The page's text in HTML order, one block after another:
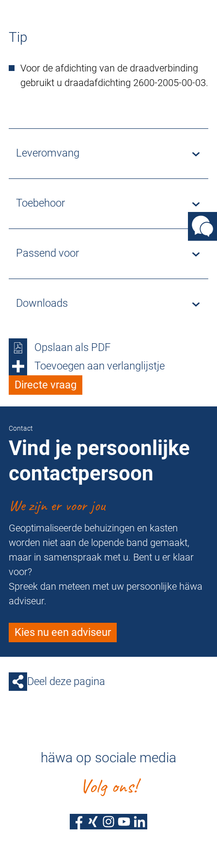
Tip
Voor de afdichting van de draadverbinding
gebruikt u draadafdichting 2600-2005-00-03.
Leveromvang
Toebehoor
Passend voor
Downloads
Opslaan als PDF
Toevoegen aan verlanglijstje
Directe vraag
Contact
Vind je persoonlijke
contactpersoon
We zijn er voor jou
Geoptimaliseerde behuizingen en kasten
worden niet aan de lopende band gemaakt,
maar in samenspraak met u. Bent u er klaar
voor?
Spreek dan meteen met uw persoonlijke häwa
adviseur.
Kies nu een adviseur
Deel deze pagina
häwa op sociale media
Volg ons!